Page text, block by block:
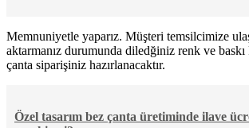
Memnuniyetle yaparız. Müşteri temsilcimize
aktarmanız durumunda diledğiniz renk ve baskı
çanta siparişiniz hazırlanacaktır.
Özel tasarım bez çanta üretiminde ilave